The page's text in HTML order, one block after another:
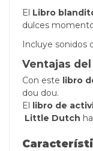
El Libro
dulces
Incluye sonidos
Ventajas
Con este libro
dou dou.
El libro de
Little Dutch